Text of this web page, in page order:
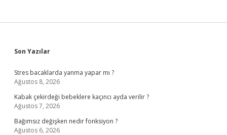
Sidebar
Son Yazılar
Stres bacaklarda yanma yapar mı ?
Ağustos 8, 2026
Kabak çekirdeği bebeklere kaçıncı ayda verilir ?
Ağustos 7, 2026
Bağımsız değişken nedir fonksiyon ?
Ağustos 6, 2026